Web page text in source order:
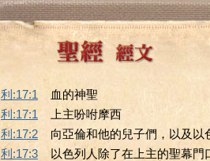
利:17:1
血的神聖
利:17:1
上主吩咐摩西
利:17:2
向亞倫和他的兒子們，以及
利:17:3
以色列人除了在上主的聖幕